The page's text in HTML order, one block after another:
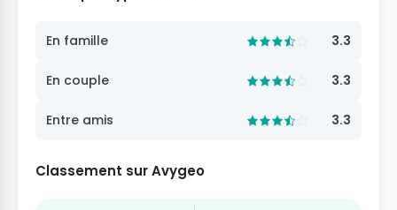
En famille 3.3
En couple 3.3
Entre amis 3.3
Classement sur Avygeo